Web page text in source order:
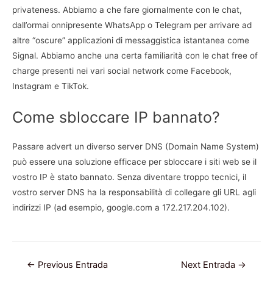
privateness. Abbiamo a che fare giornalmente con le chat,
dall’ormai onnipresente WhatsApp o Telegram per arrivare ad
altre “oscure” applicazioni di messaggistica istantanea come
Signal. Abbiamo anche una certa familiarità con le chat free of
charge presenti nei vari social network come Facebook,
Instagram e TikTok.
Come sbloccare IP bannato?
Passare advert un diverso server DNS (Domain Name System)
può essere una soluzione efficace per sbloccare i siti web se il
vostro IP è stato bannato. Senza diventare troppo tecnici, il
vostro server DNS ha la responsabilità di collegare gli URL agli
indirizzi IP (ad esempio, google.com a 172.217.204.102).
Navegación
← Previous Entrada Next Entrada →